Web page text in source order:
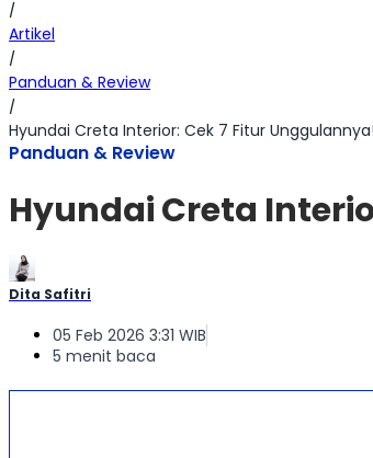
/
Artikel
/
Panduan & Review
/
Hyundai Creta Interior: Cek 7 Fitur Unggulannya!
Panduan & Review
Hyundai Creta
Dita Safitri
05 Feb 2026 3:31 WIB
5 menit baca